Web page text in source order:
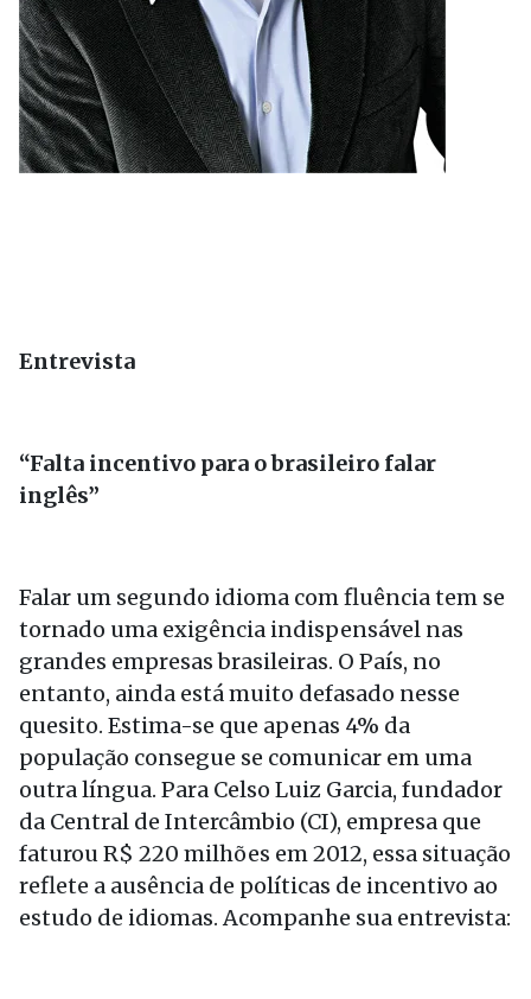
Entrevista
“Falta incentivo para o brasileiro falar
inglês”
Falar um segundo idioma com fluência tem se
tornado uma exigência indispensável nas
grandes empresas brasileiras. O País, no
entanto, ainda está muito defasado nesse
quesito. Estima-se que apenas 4% da
população consegue se comunicar em uma
outra língua. Para Celso Luiz Garcia, fundador
da Central de Intercâmbio (CI), empresa que
faturou R$ 220 milhões em 2012, essa situação
reflete a ausência de políticas de incentivo ao
estudo de idiomas. Acompanhe sua entrevista: